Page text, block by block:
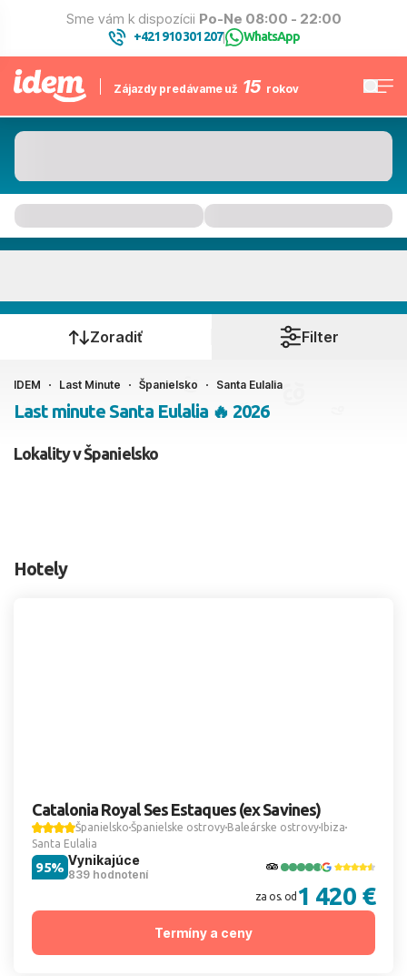
Sme vám k dispozícii Po-Ne 08:00 - 22:00
+421 910 301 207| WhatsApp
Zájazdy predávame už 15 rokov
Kedy cestujete?
Ako cestujete?
2 dospelí, 0 deti
Zoradiť Filter
IDEM Last Minute Španielsko Santa Eulalia
Last minute Santa Eulalia 🔥 2026
Lokality v Španielsko
Hotely
Catalonia Royal Ses Estaques (ex Savines)
Španielsko Španielske ostrovy Baleárske ostrovy Ibiza
Santa Eulalia
Vynikajúce
839 hodnotení
95%
za os. od 1 420 €
Termíny a ceny